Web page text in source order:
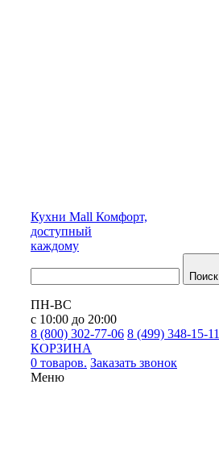
Кухни Mall Комфорт,
доступный
каждому
Поиск
ПН-ВС
с 10:00 до 20:00
8 (800) 302-77-06 8 (499) 348-15-11
КОРЗИНА
0 товаров. Заказать звонок
Меню